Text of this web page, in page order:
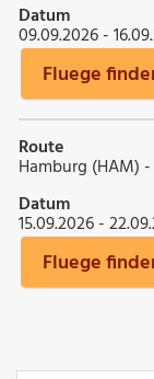
Datum
09.09.2026 -
Fluege
Route
Hamburg (HAM)
Datum
15.09.2026 -
Fluege